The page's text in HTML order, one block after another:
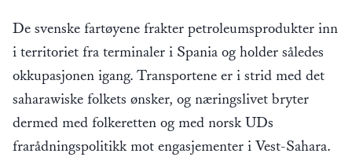
De svenske fartøyene frakter petroleumsprodukter inn
i territoriet fra terminaler i Spania og holder således
okkupasjonen igang. Transportene er i strid med det
saharawiske folkets ønsker, og næringslivet bryter
dermed med folkeretten og med norsk UDs
frarådningspolitikk mot engasjementer i Vest-Sahara.